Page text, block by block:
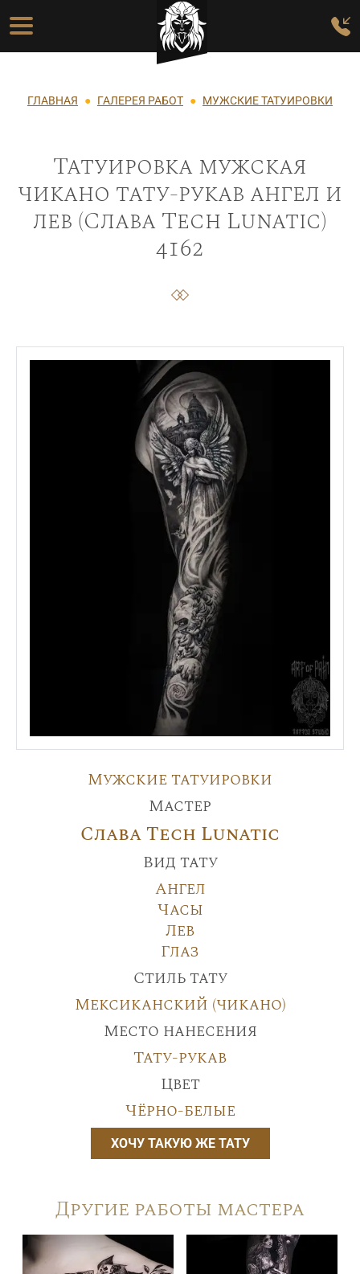
Перейти к основному содержанию
Основная навигация
Строка навигации
ГЛАВНАЯ ГАЛЕРЕЯ РАБОТ МУЖСКИЕ ТАТУИРОВКИ
Татуировка мужская
чикано тату-рукав ангел и
лев (Слава Tech Lunatic)
4162
Мужские татуировки
Мастер
Слава Tech Lunatic
Вид тату
Ангел
Часы
Лев
Глаз
Стиль тату
Мексиканский (чикано)
Место нанесения
Тату-рукав
Цвет
Чёрно-белые
ХОЧУ ТАКУЮ ЖЕ ТАТУ
Другие работы мастера